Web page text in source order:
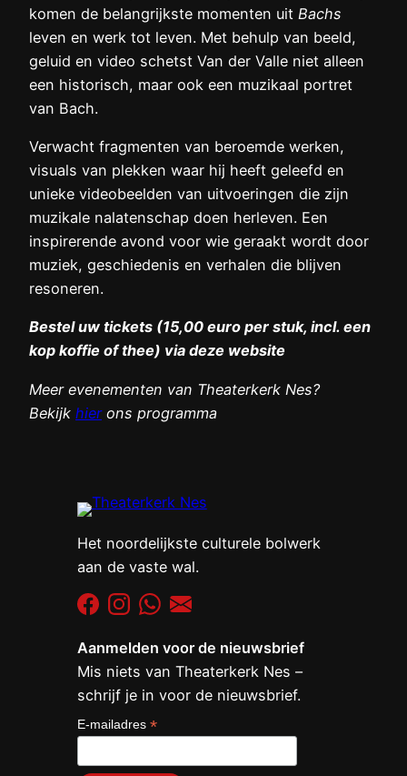
komen de belangrijkste momenten uit Bachs
leven en werk tot leven. Met behulp van beeld,
geluid en video schetst Van der Valle niet alleen
een historisch, maar ook een muzikaal portret
van Bach.
Verwacht fragmenten van beroemde werken,
visuals van plekken waar hij heeft geleefd en
unieke videobeelden van uitvoeringen die zijn
muzikale nalatenschap doen herleven. Een
inspirerende avond voor wie geraakt wordt door
muziek, geschiedenis en verhalen die blijven
resoneren.
Bestel uw tickets (15,00 euro per stuk, incl. een
kop koffie of thee) via deze website
Meer evenementen van Theaterkerk Nes?
Bekijk hierons programma
Het noordelijkste culturele bolwerk
aan de vaste wal.
Aanmelden voor de nieuwsbrief
Mis niets van Theaterkerk Nes –
schrijf je in voor de nieuwsbrief.
E-mailadres *